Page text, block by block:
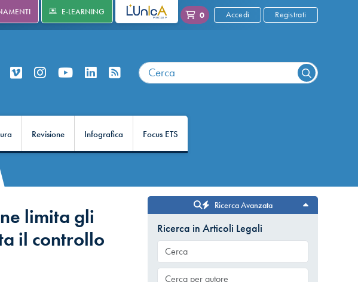
E-LEARNING L'UNICA 0 Accedi Registrati
Revisione Infografica Focus ETS
limita gli
il controllo
Ricerca Avanzata
Ricerca in Articoli Legali